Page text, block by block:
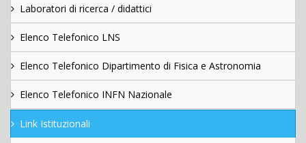
Laboratori di ricerca / didattici
Elenco Telefonico LNS
Elenco Telefonico Dipartimento di Fisica e Astronomia
Elenco Telefonico INFN Nazionale
Link Istituzionali